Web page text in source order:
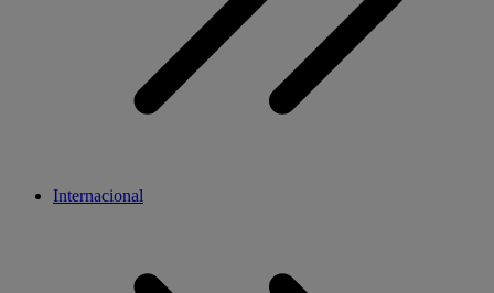
Internacional